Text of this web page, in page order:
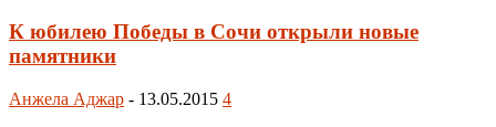
К юбилею Победы в Сочи открыли новые
памятники
Анжела Аджар - 13.05.2015 4